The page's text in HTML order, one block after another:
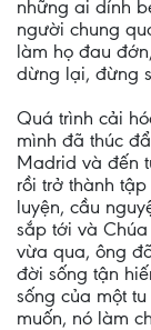
những ai dính
người chung
làm họ đau
dừng lại, đừng
Quá trình cải
mình đã thúc
Madrid và đến
rồi trở thành
luyện, cầu
sắp tới và Chúa
vừa qua, ông
đời sống tận
sống của một
muốn, nó làm